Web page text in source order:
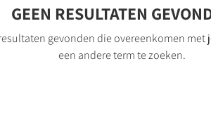
GEEN RESULTATEN
gevonden die overeenkomen met
een andere term te zoeken.